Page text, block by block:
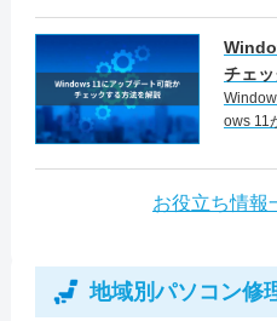
チェ
ows 11
お役立ち情報
地域別パソコン修